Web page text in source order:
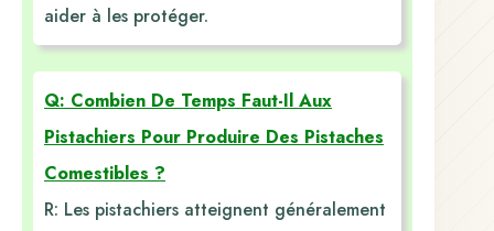
aider à les protéger.
Q: Combien De Temps Faut-Il Aux
Pistachiers Pour Produire Des Pistaches
Comestibles ?
R: Les pistachiers atteignent généralement